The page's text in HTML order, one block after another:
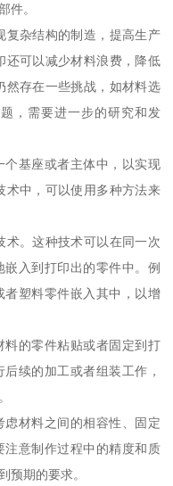
件。
复杂结构的制造，提高生产
还可以减少材料浪费，降低
然存在一些挑战，如材料选
，需要进一步的研究和发
基座或者主体中，以实现
术中，可以使用多种方法来
术。这种技术可以在同一次
入到打印出的零件中。例
塑料零件嵌入其中，以增
料的零件粘贴或者固定到打
续的加工或者组装工作，
材料之间的相容性、固定
意制作过程中的精度和质
预期的要求。